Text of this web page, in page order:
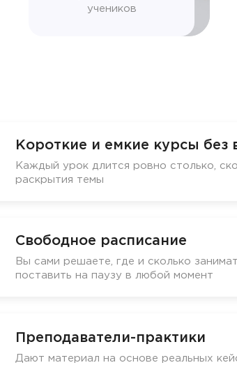
учеников
Короткие и емкие курсы без
Каждый урок длится ровно столько,
раскрытия темы
Свободное расписание
Вы сами решаете, где и сколько
поставить на паузу в любой момент
Преподаватели-практики
Дают материал на основе реальных